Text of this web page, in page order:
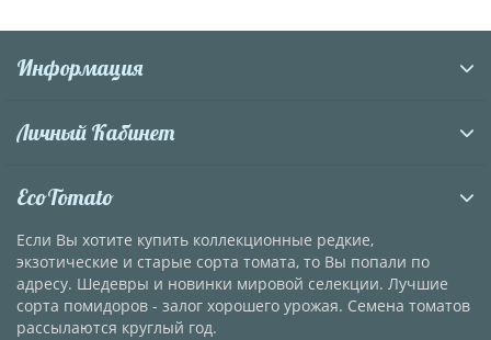
Информация
Личный Кабинет
EcoTomato
Если Вы хотите купить коллекционные редкие,
экзотические и старые сорта томата, то Вы попали по
адресу. Шедевры и новинки мировой селекции. Лучшие
сорта помидоров - залог хорошего урожая. Семена томатов
рассылаются круглый год.